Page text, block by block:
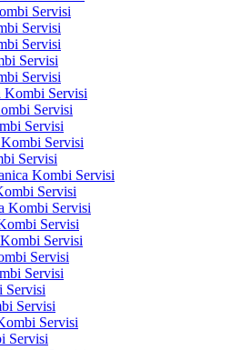
Servisi
Servisi
Servisi
Servisi
Servisi
Kombi Servisi
Servisi
Servisi
Servisi
Servisi
Kombi Servisi
Servisi
Kombi Servisi
Servisi
Servisi
Servisi
Servisi
Servisi
Servisi
Servisi
Servisi